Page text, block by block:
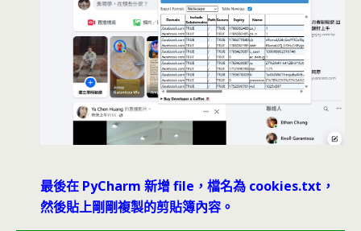
最後在 PyCharm 新增 file，檔名為 cookies.txt，
然後貼上剛剛複製的剪貼簿內容。